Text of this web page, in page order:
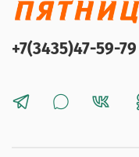
+7(3435)47-59-79